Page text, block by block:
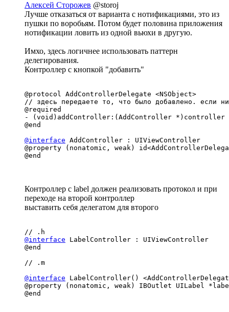
Алексей Сторожев @storoj
Лучше отказаться от варианта с нотификациями, это из
пушки по воробьям. Потом будет половина приложения
нотификации ловить из одной вьюхи в другую.
Имхо, здесь логичнее использовать паттерн
делегирования.
Контроллер с кнопкой "добавить"
@protocol AddControllerDelegate <NSObject>
// здесь передаете то, что было добавлено. если
@required
- (void)addController:(AddController *)controller
@end
@interface AddController : UIViewController
@property (nonatomic, weak)
@end
Контроллер с label должен реализовать протокол и при
переходе на второй контроллер
выставить себя делегатом для второго
@interface LabelController : UIViewController
@end
// .m
@interface LabelController()
@property (nonatomic, weak) IBOutlet UILabel
@end